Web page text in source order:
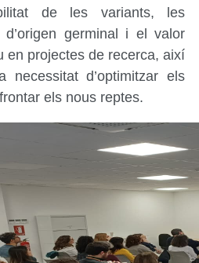
de les variants, les
d’origen germinal i el valor
en projectes de recerca, així
d’optimitzar els
els nous reptes.